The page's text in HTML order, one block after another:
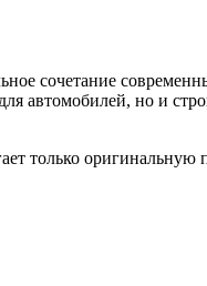
сочетание
автомобилей, но и
только